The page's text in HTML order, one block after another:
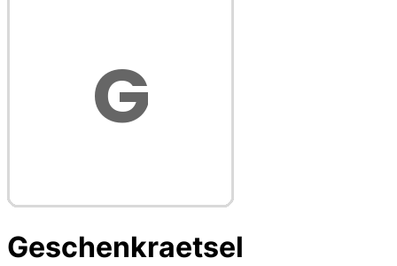
Geschenkraetsel